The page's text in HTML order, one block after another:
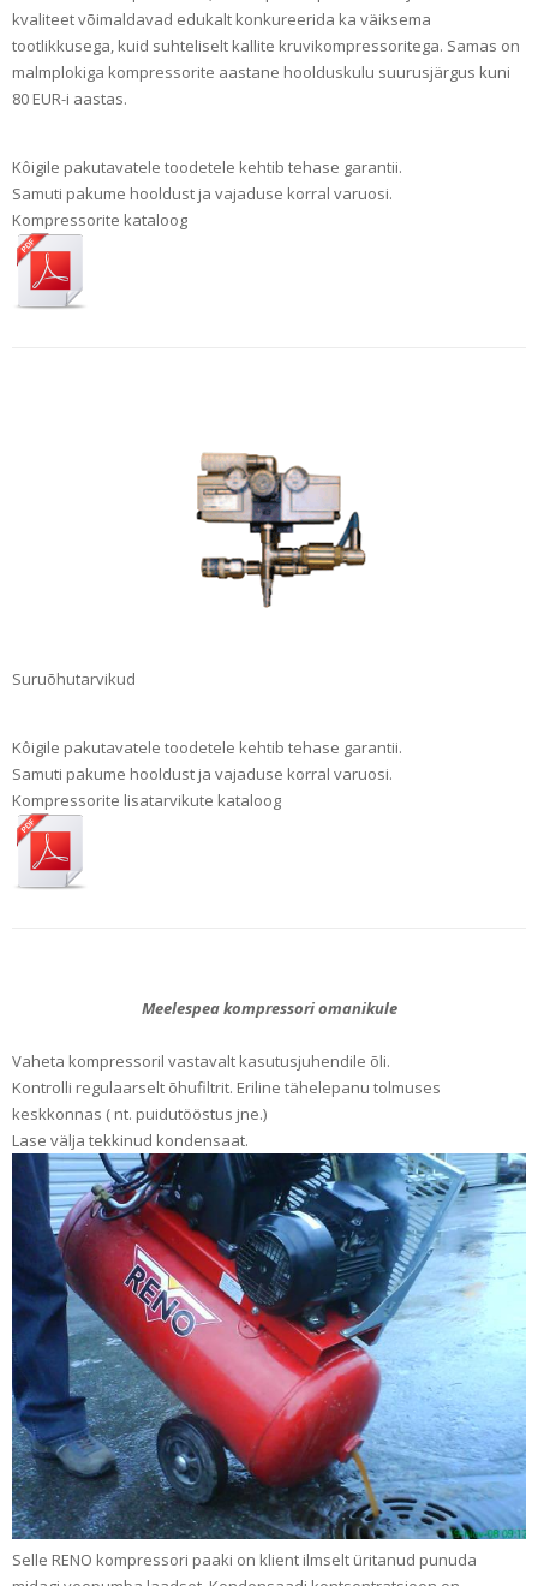
kvaliteet võimaldavad edukalt konkureerida ka väiksema
tootlikkusega, kuid suhteliselt kallite kruvikompressoritega. Samas on
malmplokiga kompressorite aastane hoolduskulu suurusjärgus kuni
80 EUR-i aastas.
Kôigile pakutavatele toodetele kehtib tehase garantii.
Samuti pakume hooldust ja vajaduse korral varuosi.
Kompressorite kataloog
Suruõhutarvikud
Kôigile pakutavatele toodetele kehtib tehase garantii.
Samuti pakume hooldust ja vajaduse korral varuosi.
Kompressorite lisatarvikute kataloog
Meelespea kompressori omanikule
Vaheta kompressoril vastavalt kasutusjuhendile õli.
Kontrolli regulaarselt õhufiltrit. Eriline tähelepanu tolmuses
keskkonnas ( nt. puidutööstus jne.)
Lase välja tekkinud kondensaat.
Selle RENO kompressori paaki on klient ilmselt üritanud punuda